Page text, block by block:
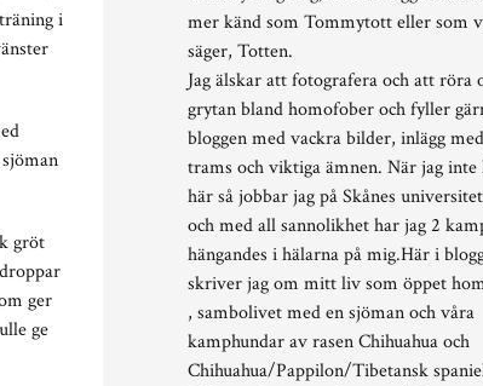
i
gröt
ger
ge
mer känd som Tommytott eller som
säger, Totten.
Jag älskar att fotografera och att röra
grytan bland homofober och fyller
bloggen med vackra bilder, inlägg
trams och viktiga ämnen. När jag inte
här så jobbar jag på Skånes
och med all sannolikhet har jag 2
hängandes i hälarna på mig.Här i
skriver jag om mitt liv som öppet
, sambolivet med en sjöman och våra
kamphundar av rasen Chihuahua och
Chihuahua/Pappilon/Tibetansk